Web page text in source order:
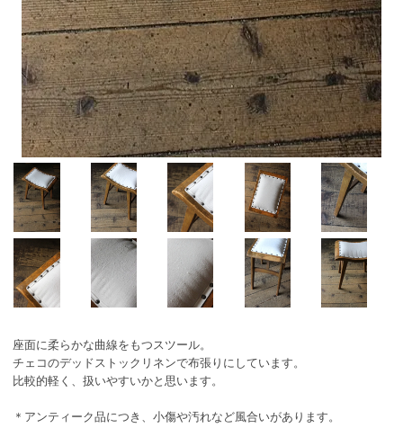
座面に柔らかな曲線をもつスツール。
チェコのデッドストックリネンで布張りにしています。
比較的軽く、扱いやすいかと思います。
＊アンティーク品につき、小傷や汚れなど風合いがあります。